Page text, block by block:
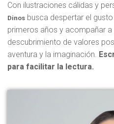
Con ilustraciones cálidas y
Dinos busca despertar el
primeros años y acompañar a
descubrimiento de valores
aventura y la imaginación.
para facilitar la lectura.